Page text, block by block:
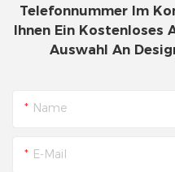
Telefonnummer Im
Ihnen Ein Kostenloses
Auswahl An
Name
E-Mail